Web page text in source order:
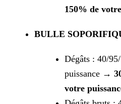
150% de
BULLE
Dégâts : 40/
puissance →
votre